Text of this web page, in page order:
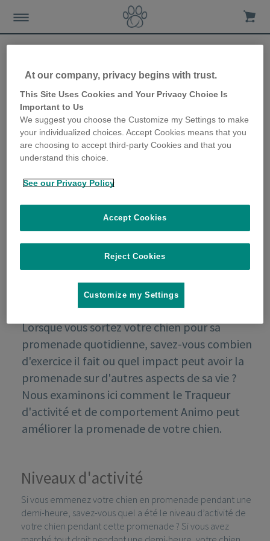
Comment Animo peut
améliorer la promenade
d'un chien
Lorsque vous sortez votre chien pour sa
promenade quotidienne, savez-vous combien
d'exercice il fait ou quel impact peut avoir la
promenade sur d'autres aspects de sa vie ?
Nous examinons ici comment le Traqueur
d'activité et de comportement Animo peut
améliorer la promenade de votre chien.
Niveaux d'activité
Si vous emmenez votre chien en promenade pendant une
demi-heure, savez-vous quel a été le niveau d’activité de
votre chien pendant cette promenade ? Si vous avez
At our company, privacy begins with trust.
This Site Uses Cookies and Your Privacy Choice Is
Important to Us
We suggest you choose the Customize my Settings to make
your individualized choices. Accept Cookies means that you
are choosing to accept third-party Cookies and that you
understand this choice.
See our Privacy Policy
Reject Cookies
Accept Cookies
Customize my Settings